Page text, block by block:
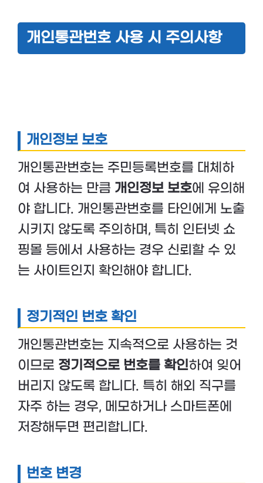
개인통관번호 사용 시 주의사항
개인정보 보호
개인통관번호는 주민등록번호를 대체하
여 사용하는 만큼 개인정보 보호에 유의해
야 합니다. 개인통관번호를 타인에게 노출
시키지 않도록 주의하며, 특히 인터넷 쇼
핑몰 등에서 사용하는 경우 신뢰할 수 있
는 사이트인지 확인해야 합니다.
정기적인 번호 확인
개인통관번호는 지속적으로 사용하는 것
이므로 정기적으로 번호를 확인하여 잊어
버리지 않도록 합니다. 특히 해외 직구를
자주 하는 경우, 메모하거나 스마트폰에
저장해두면 편리합니다.
번호 변경